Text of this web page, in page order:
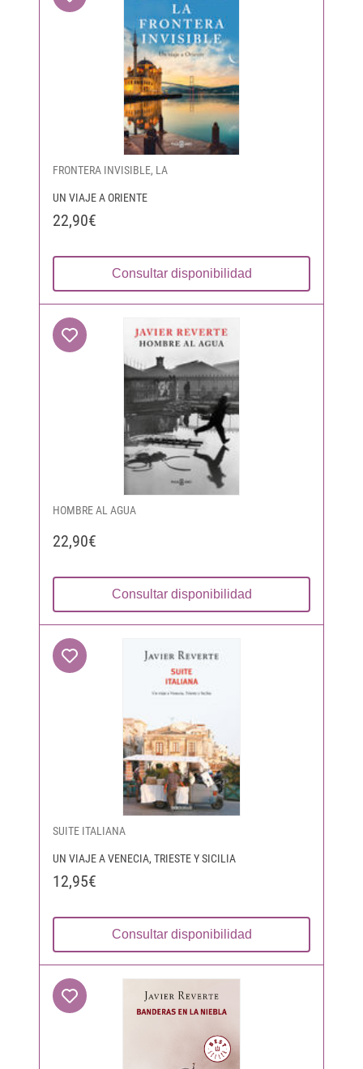
FRONTERA INVISIBLE, LA
UN VIAJE A ORIENTE
22,90€
Consultar disponibilidad
HOMBRE AL AGUA
22,90€
Consultar disponibilidad
SUITE ITALIANA
UN VIAJE A VENECIA, TRIESTE Y SICILIA
12,95€
Consultar disponibilidad